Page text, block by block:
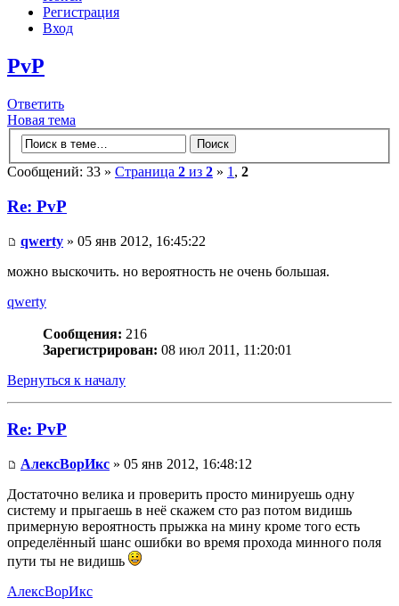
Регистрация
Вход
PvP
Ответить
Новая тема
Сообщений: 33 » Страница 2 из 2 » 1 , 2
Re: PvP
qwerty » 05 янв 2012, 16:45:22
можно выскочить. но вероятность не очень большая.
qwerty
Сообщения: 216
Зарегистрирован: 08 июл 2011, 11:20:01
Вернуться к началу
Re: PvP
АлексВорИкс » 05 янв 2012, 16:48:12
Достаточно велика и проверить просто минируешь одну
систему и прыгаешь в неё скажем сто раз потом видишь
примерную вероятность прыжка на мину кроме того есть
определённый шанс ошибки во время прохода минного поля
пути ты не видишь
АлексВорИкс